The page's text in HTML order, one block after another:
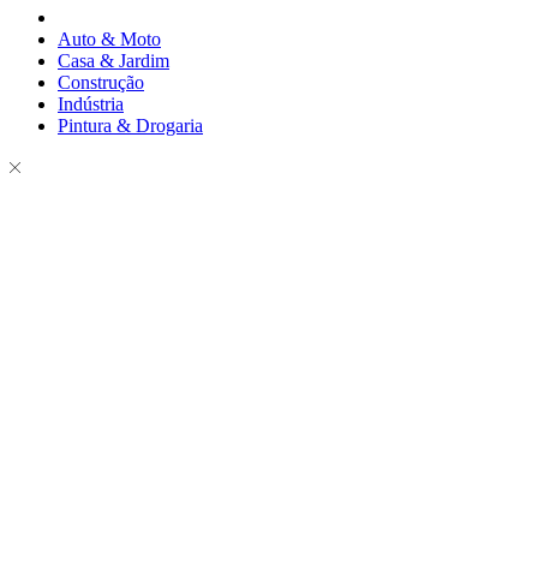
Auto & Moto
Casa & Jardim
Construção
Indústria
Pintura & Drogaria